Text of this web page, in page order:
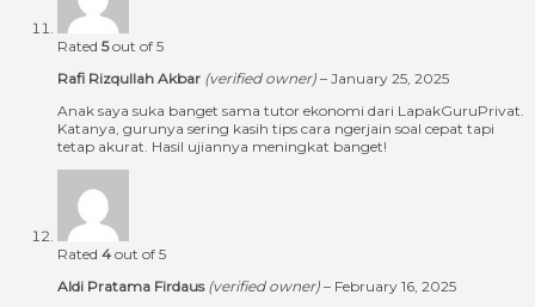
Rated 5out of 5
Rafi Rizqullah Akbar (verified owner) – January 25, 2025
Anak saya suka banget sama tutor ekonomi dari LapakGuruPrivat.
Katanya, gurunya sering kasih tips cara ngerjain soal cepat tapi
tetap akurat. Hasil ujiannya meningkat banget!
Rated 4 out of 5
Aldi Pratama Firdaus (verified owner) – February 16, 2025